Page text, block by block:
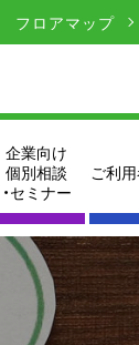
フロアマップ
企業向け
個別相談
・セミナー
ご利